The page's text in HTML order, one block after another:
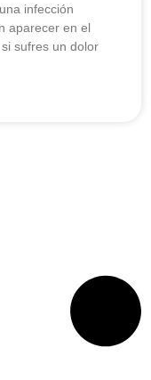
infección
aparecer en el
sufres un dolor